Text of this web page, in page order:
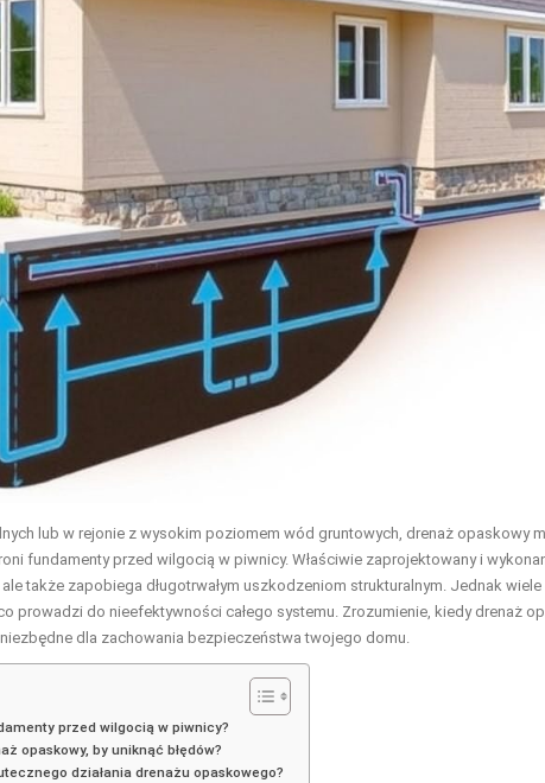
lub w rejonie z wysokim poziomem wód gruntowych, drenaż opaskowy
fundamenty przed wilgocią w piwnicy. Właściwie zaprojektowany i
także zapobiega długotrwałym uszkodzeniom strukturalnym. Jednak
prowadzi do nieefektywności całego systemu. Zrozumienie, kiedy drenaż
niezbędne dla zachowania bezpieczeństwa twojego domu.
przed wilgocią w piwnicy?
opaskowy, by uniknąć błędów?
działania drenażu opaskowego?